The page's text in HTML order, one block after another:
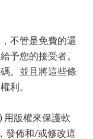
不管是免費的還
予您的接受者。
。並且將這些條
利。
用版權來保護軟
發佈和/或修改這